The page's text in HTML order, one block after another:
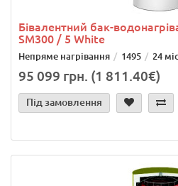
Бівалентний бак-
SM300 / 5 White
Непряме нагрівання 1495 24 міс
95 099 грн. (1 811.40€)
Під замовлення